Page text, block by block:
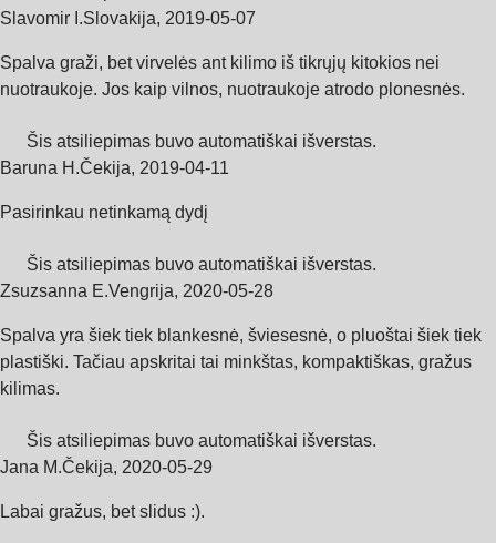
Slavomir I.Slovakija, 2019‑05‑07
Spalva graži, bet virvelės ant kilimo iš tikrųjų kitokios nei
nuotraukoje. Jos kaip vilnos, nuotraukoje atrodo plonesnės.
Šis atsiliepimas buvo automatiškai išverstas.
Baruna H.Čekija, 2019‑04‑11
Pasirinkau netinkamą dydį
Šis atsiliepimas buvo automatiškai išverstas.
Zsuzsanna E.Vengrija, 2020‑05‑28
Spalva yra šiek tiek blankesnė, šviesesnė, o pluoštai šiek tiek
plastiški. Tačiau apskritai tai minkštas, kompaktiškas, gražus
kilimas.
Šis atsiliepimas buvo automatiškai išverstas.
Jana M.Čekija, 2020‑05‑29
Labai gražus, bet slidus :).